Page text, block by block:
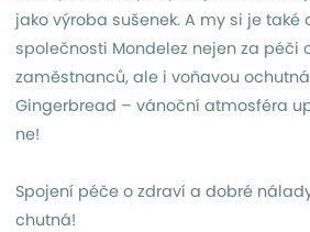
jako výroba sušenek. A my si je také
společnosti Mondelez nejen za péči
zaměstnanců, ale i voňavou
Gingerbread – vánoční atmosféra
ne!
Spojení péče o zdraví a dobré
chutná!